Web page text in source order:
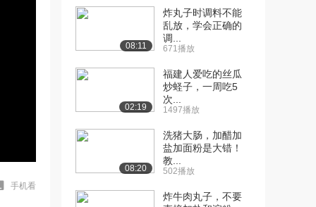
手机看
08:11
炸丸子时调料不能
乱放，学会正确的
调...
671播放
02:19
福建人爱吃的丝瓜
炒蛏子，一周吃5
次...
1497播放
08:20
洗猪大肠，加醋加
盐加面粉是大错！
教...
502播放
炸牛肉丸子，不要